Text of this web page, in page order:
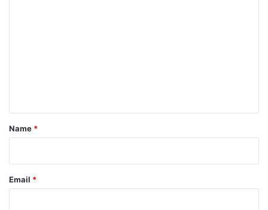
*
Name *
Email *